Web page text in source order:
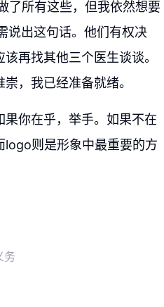
了所有这些，但我依然想要
说出这句话。他们有权决
再找其他三个医生谈谈。
，我已经准备就绪。
你在乎，举手。如果不在
logo则是形象中最重要的方
务